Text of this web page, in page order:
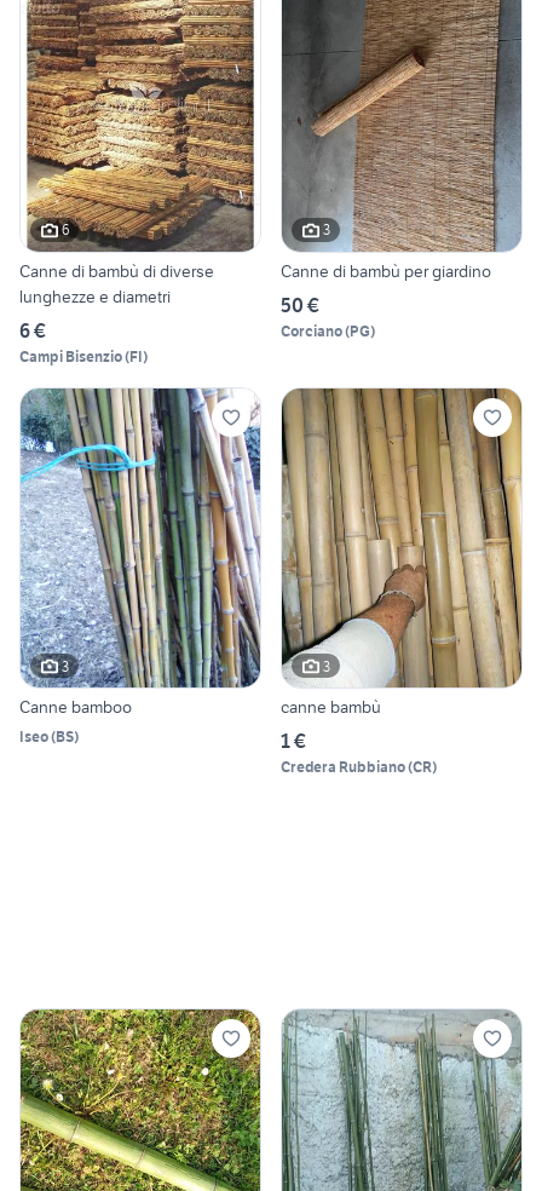
6
Canne di bambù di diverse
lunghezze e diametri
6 €
Campi Bisenzio(FI)
3
Canne di bambù per giardino
50 €
Corciano(PG)
3
Canne bamboo
Iseo(BS)
3
canne bambù
1 €
Credera Rubbiano(CR)